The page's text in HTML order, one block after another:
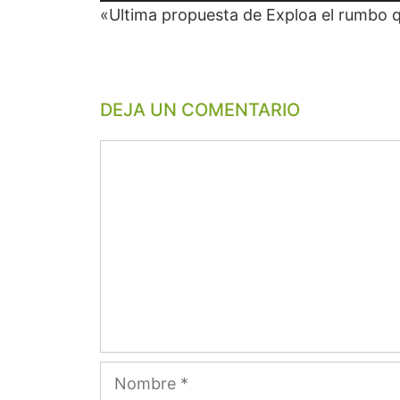
de
«Ultima propuesta de Exploa el rumbo
DEJA UN COMENTARIO